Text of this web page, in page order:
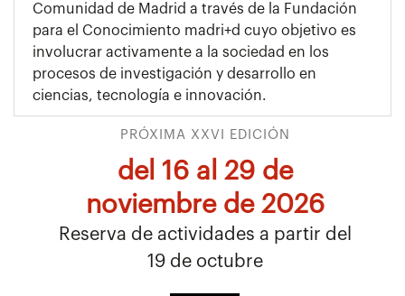
Comunidad de Madrid a través de la Fundación
para el Conocimiento madri+d cuyo objetivo es
involucrar activamente a la sociedad en los
procesos de investigación y desarrollo en
ciencias, tecnología e innovación.
PRÓXIMA XXVI EDICIÓN
del 16 al 29 de
noviembre de 2026
Reserva de actividades a partir del
19 de octubre